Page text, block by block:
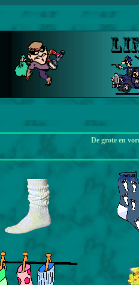
De grote en